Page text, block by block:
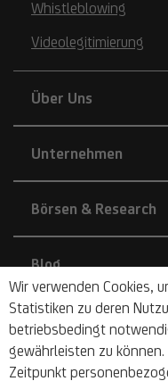
Wir verwenden Cookies,
Statistiken zu deren
betriebsbedingt
gewährleisten zu
Zeitpunkt
Whistleblowing
Videolegitimierung
Über Uns
Unternehmen
Börsen & Research
Blog
Nachhaltigkeit
Barrierefrei